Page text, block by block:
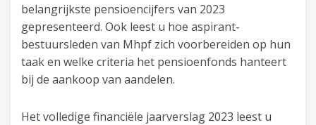
belangrijkste pensioencijfers van 2023
gepresenteerd. Ook leest u hoe aspirant-
bestuursleden van Mhpf zich voorbereiden op hun
taak en welke criteria het pensioenfonds hanteert
bij de aankoop van aandelen.
Het volledige financiële jaarverslag 2023 leest u